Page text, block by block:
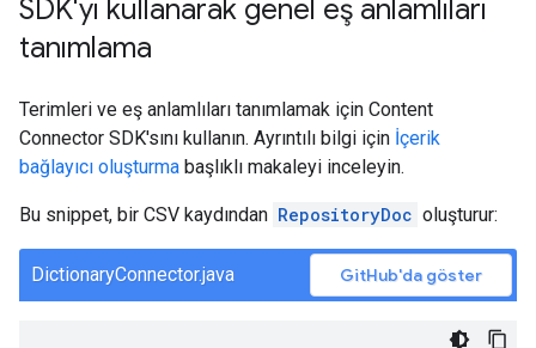
SDK'yı kullanarak genel eş anlamlıları
tanımlama
Terimleri ve eş anlamlıları tanımlamak için Content
Connector SDK'sını kullanın. Ayrıntılı bilgi için İçerik
bağlayıcı oluşturma başlıklı makaleyi inceleyin.
Bu snippet, bir CSV kaydından RepositoryDoc oluşturur:
DictionaryConnector.java GitHub'da göster